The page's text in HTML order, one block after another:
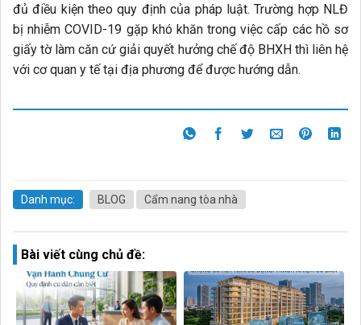
đủ điều kiện theo quy định của pháp luật. Trường hợp NLĐ
bị nhiễm COVID-19 gặp khó khăn trong việc cấp các hồ sơ
giấy tờ làm căn cứ giải quyết hưởng chế độ BHXH thì liên hệ
với cơ quan y tế tại địa phương để được hướng dẫn.
Danh mục: BLOG Cẩm nang tòa nhà
Bài viết cùng chủ đề: